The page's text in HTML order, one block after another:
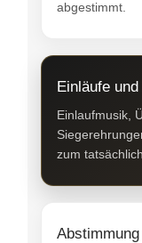
abgestimmt.
Einläufe
Einlaufmusik,
zum